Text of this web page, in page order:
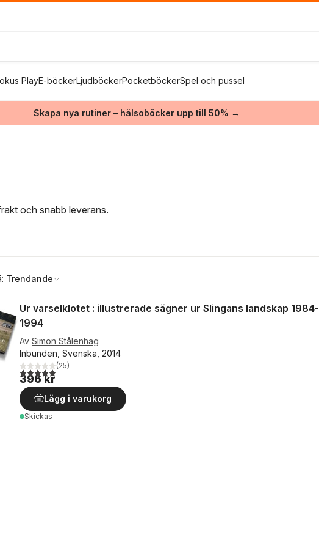
PlayE-böckerLjudböckerPocketböckerSpel och pussel
Skapa nya rutiner – hälsoböcker upp till 50% →
och snabb leverans.
Trendande
Ur varselklotet : illustrerade sägner ur Slingans landskap 1984-
1994
Av Simon Stålenhag
Inbunden, Svenska, 2014
4,9utav 5 stjärnor. Totalt antal röster:
(25)
396 kr
Lägg i varukorg
Skickas